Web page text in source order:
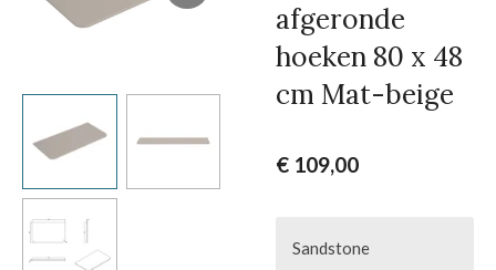
afgeronde
hoeken 80 x 48
cm Mat-beige
€ 109,00
Sandstone